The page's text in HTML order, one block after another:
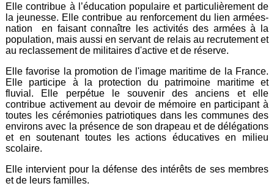
Elle contribue à l’éducation populaire et particulièrement de
la jeunesse. Elle contribue au renforcement du lien armées-
nation en faisant connaître les activités des armées à la
population, mais aussi en servant de relais au recrutement et
au reclassement de militaires d'active et de réserve.
Elle favorise la promotion de l'image maritime de la France.
Elle participe à la protection du patrimoine maritime et
fluvial. Elle perpétue le souvenir des anciens et elle
contribue activement au devoir de mémoire en participant à
toutes les cérémonies patriotiques dans les communes des
environs avec la présence de son drapeau et de délégations
et en soutenant toutes les actions éducatives en milieu
scolaire.
Elle intervient pour la défense des intérêts de ses membres
et de leurs familles.